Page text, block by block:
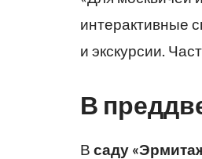
интерактивные
и экскурсии.
В
В саду